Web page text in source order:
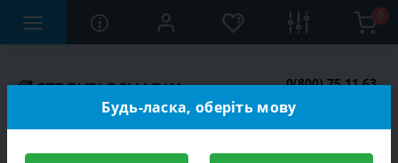
0
0(800) 75 11 63
Будь-ласка, оберіть мову